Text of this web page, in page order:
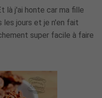
Et là j'ai honte car ma fille
les jours et je n'en fait
super facile à faire